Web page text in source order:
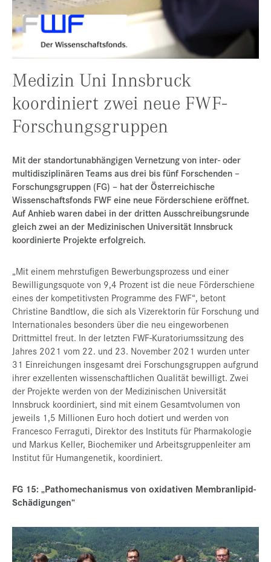
Presse
Jobs
Kontakt
Datenschutz
Service-Links
de |en
Medizin Uni Innsbruck
koordiniert zwei neue FWF-
Forschungsgruppen
Mit der standortunabhängigen Vernetzung von inter- oder
multidisziplinären Teams aus drei bis fünf Forschenden –
Forschungsgruppen (FG) – hat der Österreichische
Wissenschaftsfonds FWF eine neue Förderschiene eröffnet.
Auf Anhieb waren dabei in der dritten Ausschreibungsrunde
gleich zwei an der Medizinischen Universität Innsbruck
koordinierte Projekte erfolgreich.
„Mit einem mehrstufigen Bewerbungsprozess und einer
Bewilligungsquote von 9,4 Prozent ist die neue Förderschiene
eines der kompetitivsten Programme des FWF“, betont
Christine Bandtlow, die sich als Vizerektorin für Forschung und
Internationales besonders über die neu eingeworbenen
Drittmittel freut. In der letzten FWF-Kuratoriumssitzung des
Jahres 2021 vom 22. und 23. November 2021 wurden unter
31 Einreichungen insgesamt drei Forschungsgruppen aufgrund
ihrer exzellenten wissenschaftlichen Qualität bewilligt. Zwei
der Projekte werden von der Medizinischen Universität
Innsbruck koordiniert, sind mit einem Gesamtvolumen von
jeweils 1,5 Millionen Euro hoch dotiert und werden von
Francesco Ferraguti, Direktor des Instituts für Pharmakologie
und Markus Keller, Biochemiker und Arbeitsgruppenleiter am
Institut für Humangenetik, koordiniert.
FG 15: „Pathomechanismus von oxidativen Membranlipid-
Schädigungen“